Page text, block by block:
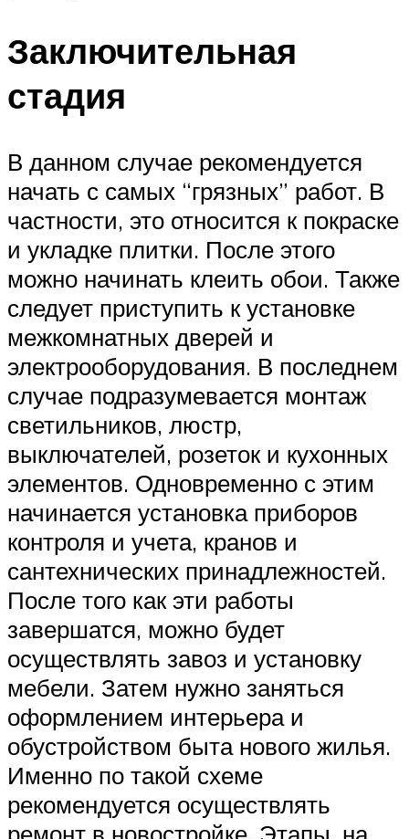
Заключительная
стадия
В данном случае рекомендуется
начать с самых “грязных” работ. В
частности, это относится к покраске
и укладке плитки. После этого
можно начинать клеить обои. Также
следует приступить к установке
межкомнатных дверей и
электрооборудования. В последнем
случае подразумевается монтаж
светильников, люстр,
выключателей, розеток и кухонных
элементов. Одновременно с этим
начинается установка приборов
контроля и учета, кранов и
сантехнических принадлежностей.
После того как эти работы
завершатся, можно будет
осуществлять завоз и установку
мебели. Затем нужно заняться
оформлением интерьера и
обустройством быта нового жилья.
Именно по такой схеме
рекомендуется осуществлять
ремонт в новостройке. Этапы, на